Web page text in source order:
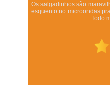
Os salgadinhos são
esquento no microondas pra ser
Todo